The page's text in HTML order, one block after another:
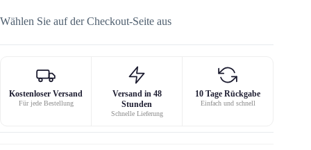
Wählen Sie auf der Checkout-Seite aus
Kostenloser Versand
Für jede Bestellung
Versand in 48
Stunden
Schnelle Lieferung
10 Tage Rückgabe
Einfach und schnell